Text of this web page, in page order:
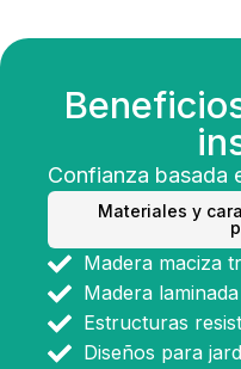
Confianza basada
Materiales y
Madera maciza
Madera
Estructuras
Diseños para